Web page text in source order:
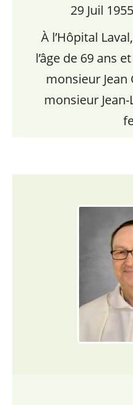
29 Juil
À l’Hôpital
l’âge de 69 ans
monsieur
monsieur